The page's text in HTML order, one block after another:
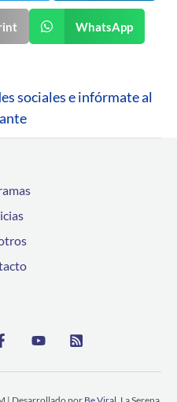
WhatsApp
sociales e infórmate al